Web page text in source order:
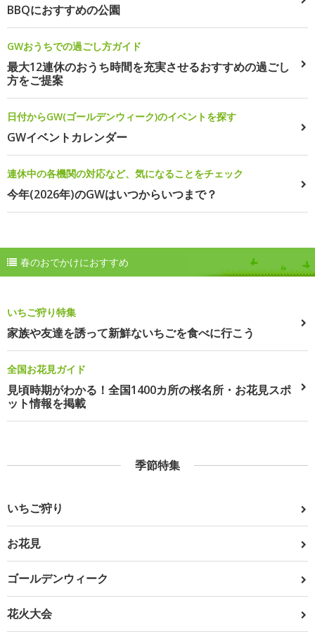
BBQにおすすめの公園
GWおうちでの過ごし方ガイド
最大12連休のおうち時間を充実させるおすすめの過ごし
方をご提案
日付からGW(ゴールデンウィーク)のイベントを探す
GWイベントカレンダー
連休中の各機関の対応など、気になることをチェック
今年(2026年)のGWはいつからいつまで？
春のおでかけにおすすめ
いちご狩り特集
家族や友達を誘って新鮮ないちごを食べに行こう
全国お花見ガイド
見頃時期がわかる！全国1400カ所の桜名所・お花見スポ
ット情報を掲載
季節特集
いちご狩り
お花見
ゴールデンウィーク
花火大会